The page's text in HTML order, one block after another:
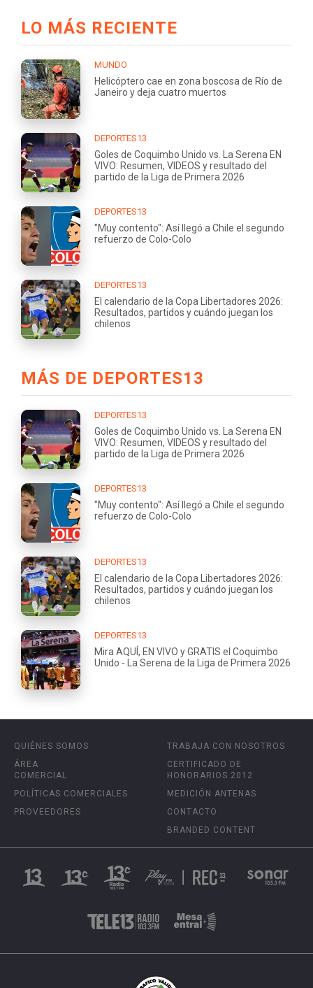
LO MÁS RECIENTE
MUNDO
Helicóptero cae en zona boscosa de Río de
Janeiro y deja cuatro muertos
DEPORTES13
Goles de Coquimbo Unido vs. La Serena EN
VIVO: Resumen, VIDEOS y resultado del
partido de la Liga de Primera 2026
DEPORTES13
"Muy contento": Así llegó a Chile el segundo
refuerzo de Colo-Colo
DEPORTES13
El calendario de la Copa Libertadores 2026:
Resultados, partidos y cuándo juegan los
chilenos
MÁS DE DEPORTES13
DEPORTES13
Goles de Coquimbo Unido vs. La Serena EN
VIVO: Resumen, VIDEOS y resultado del
partido de la Liga de Primera 2026
DEPORTES13
"Muy contento": Así llegó a Chile el segundo
refuerzo de Colo-Colo
DEPORTES13
El calendario de la Copa Libertadores 2026:
Resultados, partidos y cuándo juegan los
chilenos
DEPORTES13
Mira AQUÍ, EN VIVO y GRATIS el Coquimbo
Unido - La Serena de la Liga de Primera 2026
QUIÉNES SOMOS
ÁREA
COMERCIAL
POLÍTICAS COMERCIALES
PROVEEDORES
TRABAJA CON NOSOTROS
CERTIFICADO DE
HONORARIOS 2012
MEDICIÓN ANTENAS
CONTACTO
BRANDED CONTENT